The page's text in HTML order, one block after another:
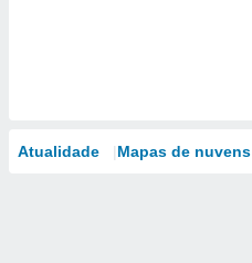
Atualidade Mapas de nuvens